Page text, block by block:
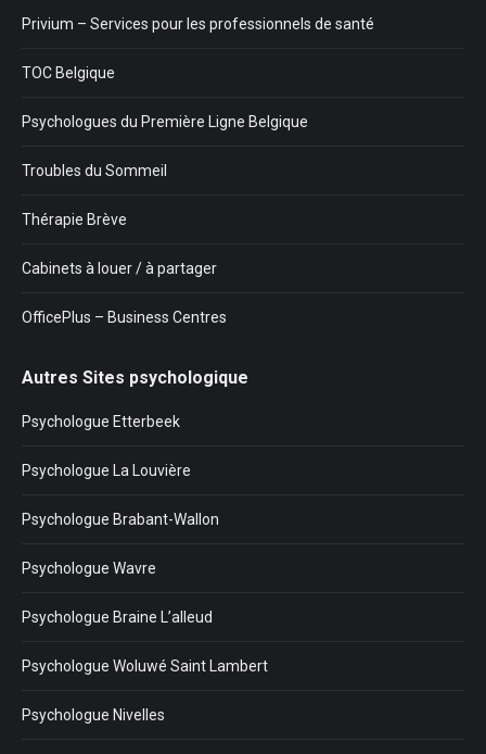
Privium – Services pour les professionnels de santé
TOC Belgique
Psychologues du Première Ligne Belgique
Troubles du Sommeil
Thérapie Brève
Cabinets à louer / à partager
OfficePlus – Business Centres
Autres Sites psychologique
Psychologue Etterbeek
Psychologue La Louvière
Psychologue Brabant-Wallon
Psychologue Wavre
Psychologue Braine L’alleud
Psychologue Woluwé Saint Lambert
Psychologue Nivelles